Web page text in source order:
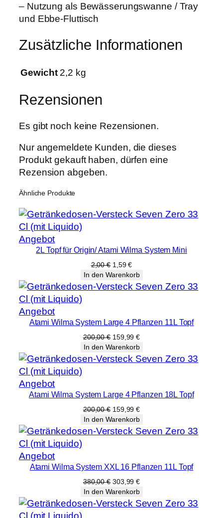
r
0
6
e
g
– Nutzung als Bewässerungswanne / Tray
und Ebbe-Fluttisch
Zusätzliche Informationen
Gewicht 2,2 kg
Rezensionen
Es gibt noch keine Rezensionen.
Nur angemeldete Kunden, die dieses
Produkt gekauft haben, dürfen eine
Rezension abgeben.
Ähnliche Produkte
AngebotProdukt
im
2L Topf für Origin/ Atami Wilma System Mini
2,00€ Ursprünglicher
Preis
war:
2,00 €
1,59€Aktueller
Preis
ist:
1,59 €.
In den Warenkorb
AngebotProdukt
im
Angebot
Atami Wilma System Large 4 Pflanzen 11L Topf
200,00€ Ursprünglicher
Preis
war:
200,00 €
159,99€Aktueller
Preis
ist:
159,99 €.
In den Warenkorb
AngebotProdukt
im
Angebot
Atami Wilma System Large 4 Pflanzen 18L Topf
200,00€ Ursprünglicher
Preis
war:
200,00 €
159,99€Aktueller
Preis
ist:
159,99 €.
In den Warenkorb
AngebotProdukt
im
Angebot
Atami Wilma System XXL 16 Pflanzen 11L Topf
380,00€ Ursprünglicher
Preis
war:
380,00 €
303,99€Aktueller
Preis
ist:
303,99 €.
In den Warenkorb